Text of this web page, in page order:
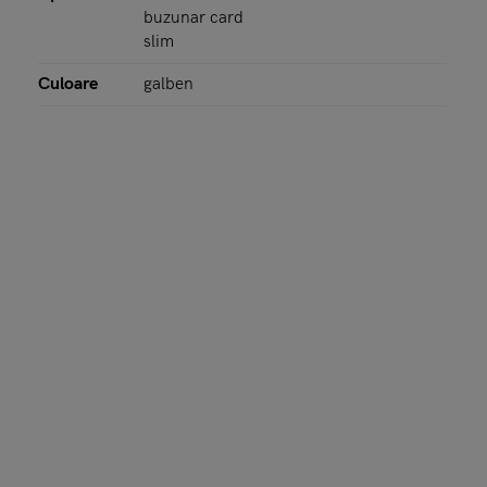
buzunar card
slim
Culoare galben